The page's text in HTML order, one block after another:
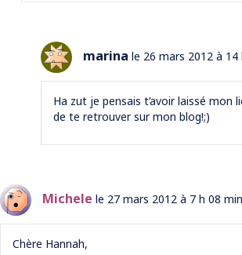
marina le 26 mars 2012 à 14
Ha zut je pensais t’avoir laissé mon
de te retrouver sur mon blog!;)
Michele le 27 mars 2012 à 7 h 08 min
Chère Hannah,